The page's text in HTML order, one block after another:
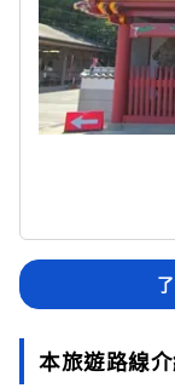
本旅遊路線